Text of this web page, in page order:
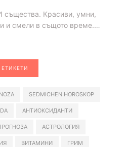
Красиви, умни,
и смели в същото време.…
ЕТИКЕТИ
SEDMICHEN HOROSKOP
АНТИОКСИДАНТИ
АСТРОЛОГИЯ
ВИТАМИНИ ГРИМ